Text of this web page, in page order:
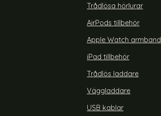
Trådlösa hörlurar
AirPods tillbehör
Apple Watch armband
iPad tillbehör
Trådlös laddare
Väggladdare
USB kablar